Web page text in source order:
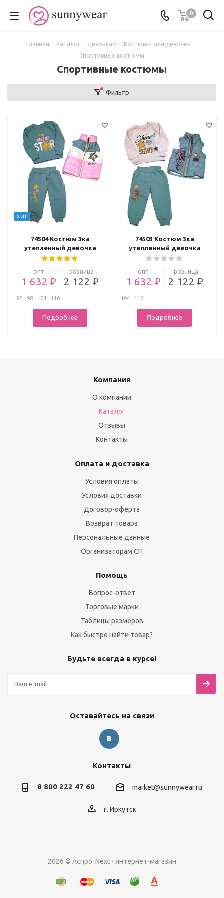
0
Главная - Каталог - Девочкам - Костюмы для девочек -
Спортивные костюмы
Спортивные костюмы
Фильтр
ХИТ
74504 Костюм 3ка
утепленный девочка
опт
1 632 ₽
розница
2 122 ₽
92 98 104 110
Подробнее
74503 Костюм 3ка
утепленный девочка
опт
1 632 ₽
розница
2 122 ₽
104 110
Подробнее
Компания
О компании
Каталог
Отзывы
Контакты
Оплата и доставка
Условия оплаты
Условия доставки
Договор-оферта
Возврат товара
Персональные данные
Организаторам СП
Помощь
Вопрос-ответ
Торговые марки
Таблицы размеров
Как быстро найти товар?
Будьте всегда в курсе!
Оставайтесь на связи
Контакты
8 800 222 47 60 market@sunnywear.ru
г. Иркутск
2026 © Аспро: Next - интернет-магазин